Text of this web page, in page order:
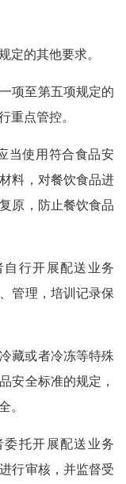
定的其他要求。
项至第五项规定的
重点管控。
当使用符合食品安
料，对餐饮食品进
原，防止餐饮食品
行开展配送业务
管理，培训记录保
藏或者冷冻等特殊
安全标准的规定，
。
托开展配送业务
行审核，并监督受